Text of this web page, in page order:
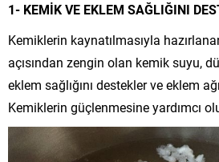
1- KEMİK VE EKLEM SAĞLIĞINI
Kemiklerin kaynatılmasıyla
açısından zengin olan kemik suyu,
eklem sağlığını destekler ve eklem
Kemiklerin güçlenmesine yardımcı